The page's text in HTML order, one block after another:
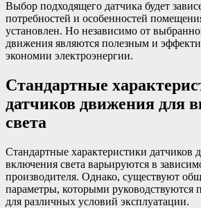
Выбор подходящего датчика будет
потребностей и особенностей
установлен. Но независимо от
движения являются полезным и
экономии электроэнергии.
Стандартные
датчиков движения для
света
Стандартные характеристики датчиков
включения света варьируются в
производителя. Однако, существуют
параметры, которыми руководствуются
для различных условий эксплуатации.